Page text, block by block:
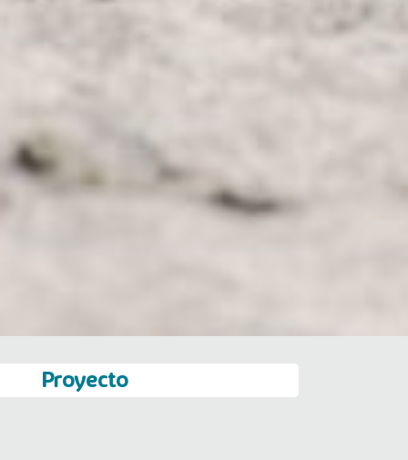
Proyecto